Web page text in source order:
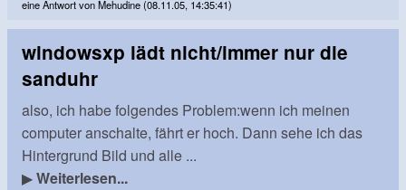
eine Antwort von Mehudine (08.11.05, 14:35:41)
windowsxp lädt nicht/immer nur die
sanduhr
also, ich habe folgendes Problem:wenn ich meinen
computer anschalte, fährt er hoch. Dann sehe ich das
Hintergrund Bild und alle ...
▶Weiterlesen...